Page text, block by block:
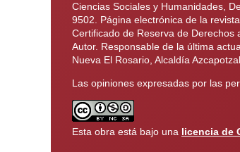
Ciencias Sociales y Humanidades,
9502. Página electrónica de la
Certificado de Reserva de
Autor. Responsable de la última
Nueva El Rosario, Alcaldía
Las opiniones expresadas por las
Esta obra está bajo una licencia de